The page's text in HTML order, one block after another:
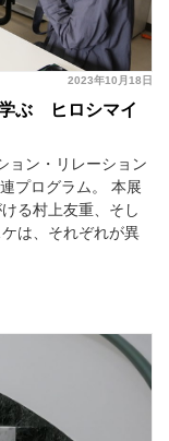
2023年10月18日
学ぶ ヒロシマイ
ョン・リレーション
プログラム。 本展
る村上友重、そし
は、それぞれが異